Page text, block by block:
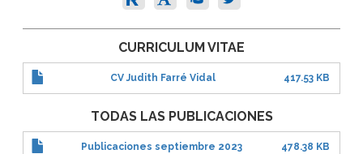
CURRICULUM VITAE
CV Judith Farré Vidal 417.53 KB
TODAS LAS PUBLICACIONES
Publicaciones septiembre 2023 478.38 KB